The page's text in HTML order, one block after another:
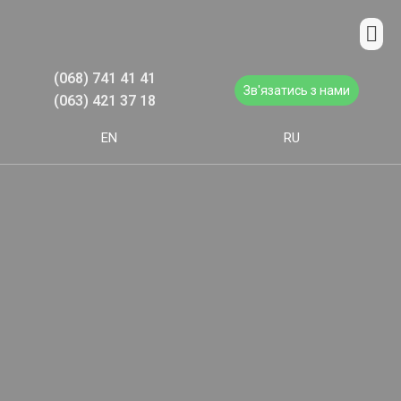
(068) 741 41 41
(063) 421 37 18
Зв'язатись з нами
EN RU